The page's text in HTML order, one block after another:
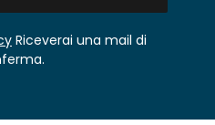
Riceverai una mail di